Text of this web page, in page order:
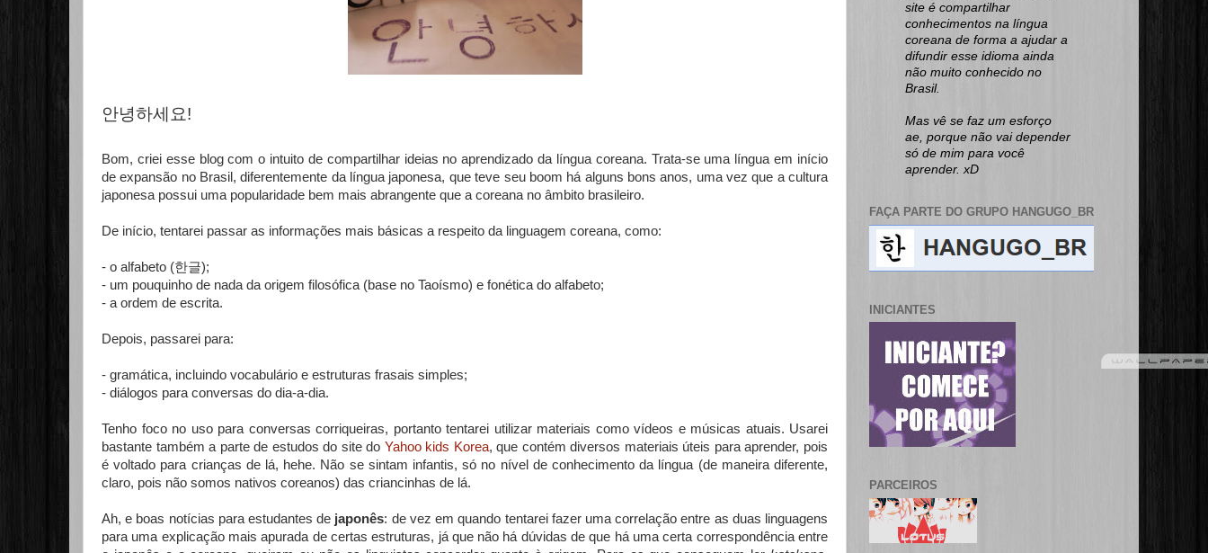
안녕하세요!
Bom, criei esse blog com o intuito de compartilhar ideias no aprendizado da língua coreana. Trata-se uma língua em início
de expansão no Brasil, diferentemente da língua japonesa, que teve seu boom há alguns bons anos, uma vez que a cultura
japonesa possui uma popularidade bem mais abrangente que a coreana no âmbito brasileiro.
De início, tentarei passar as informações mais básicas a respeito da linguagem coreana, como:
- o alfabeto (한글);
- um pouquinho de nada da origem filosófica (base no Taoísmo) e fonética do alfabeto;
- a ordem de escrita.
Depois, passarei para:
- gramática, incluindo vocabulário e estruturas frasais simples;
- diálogos para conversas do dia-a-dia.
Tenho foco no uso para conversas corriqueiras, portanto tentarei utilizar materiais como vídeos e músicas atuais. Usarei
bastante também a parte de estudos do site do Yahoo kids Korea, que contém diversos materiais úteis para aprender, pois
é voltado para crianças de lá, hehe. Não se sintam infantis, só no nível de conhecimento da língua (de maneira diferente,
claro, pois não somos nativos coreanos) das criancinhas de lá.
Ah, e boas notícias para estudantes de japonês: de vez em quando tentarei fazer uma correlação entre as duas linguagens
para uma explicação mais apurada de certas estruturas, já que não há dúvidas de que há uma certa correspondência entre
site é compartilhar
conhecimentos na língua
coreana de forma a ajudar a
difundir esse idioma ainda
não muito conhecido no
Brasil.
Mas vê se faz um esforço
ae, porque não vai depender
só de mim para você
aprender. xD
FAÇA PARTE DO GRUPO HANGUGO_BR
INICIANTES
PARCEIROS